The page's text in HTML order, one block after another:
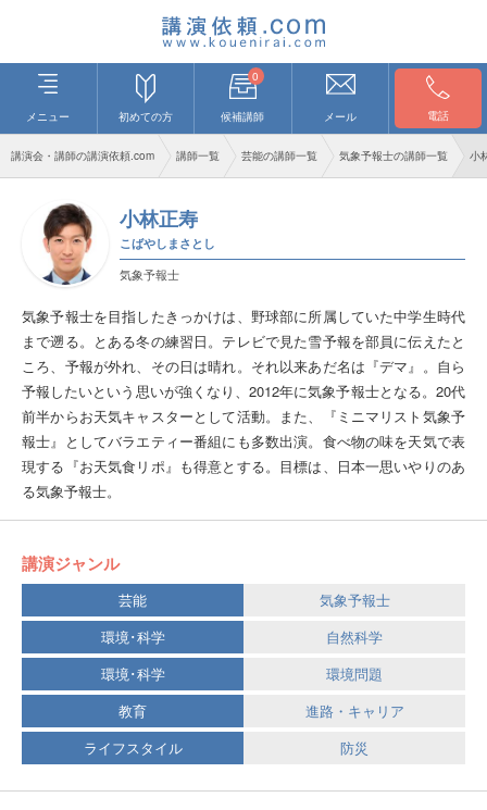
メニュー 初めての方
0
候補講師 メール 電話
講演会・講師の講演依頼.com 講師一覧 芸能の講師一覧 気象予報士の講師一覧 小
小林正寿
こばやしまさとし
気象予報士
気象予報士を目指したきっかけは、野球部に所属していた中学生時代
まで遡る。とある冬の練習日。テレビで見た雪予報を部員に伝えたと
ころ、予報が外れ、その日は晴れ。それ以来あだ名は『デマ』。自ら
予報したいという思いが強くなり、2012年に気象予報士となる。20代
前半からお天気キャスターとして活動。また、『ミニマリスト気象予
報士』としてバラエティー番組にも多数出演。食べ物の味を天気で表
現する『お天気食リポ』も得意とする。目標は、日本一思いやりのあ
る気象予報士。
講演ジャンル
芸能
気象予報士
環境･科学
自然科学
環境･科学
環境問題
教育
進路・キャリア
ライフスタイル
防災